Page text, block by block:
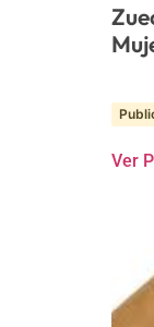
Ver